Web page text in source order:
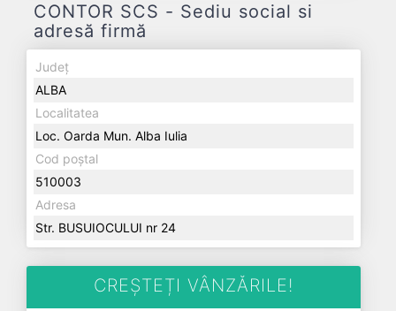
CONTOR SCS - Sediu social si
adresă firmă
Județ
ALBA
Localitatea
Loc. Oarda Mun. Alba Iulia
Cod poștal
510003
Adresa
Str. BUSUIOCULUI nr 24
CREȘTEȚI VÂNZĂRILE!